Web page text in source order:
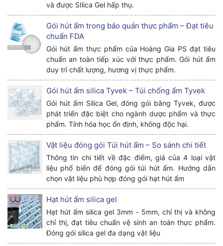
và được SIlica Gel hấp thụ.
Gói hút ẩm trong bảo quản thực phẩm – Đạt tiêu
chuẩn FDA
Gói hút ẩm thực phẩm của Hoàng Gia PS đạt tiêu
chuẩn an toàn tiếp xúc với thực phẩm. Gói hút ẩm
duy trì chất lượng, hương vị thực phẩm.
Gói hút ẩm silica Tyvek – Túi chống ẩm Tyvek
Gói hút ẩm Silica Gel, đóng gói bằng Tyvek, được
phát triển đặc biệt cho ngành dược phẩm và thực
phẩm. Tính hóa học ổn định, không độc hại.
Vật liệu đóng gói Túi hút ẩm – So sánh chi tiết
Thông tin chi tiết về đặc điểm, giá của 4 loại vật
liệu phổ biến để đóng gói túi hút ẩm. Hướng dẫn
chọn vật liệu phù hợp đóng gói hạt hút ẩm
Hạt hút ẩm silica gel
Hạt hút ẩm silica gel 3mm - 5mm, chỉ thị và không
chỉ thị, đạt tiêu chuẩn vệ sinh an toàn thực phẩm.
Đóng gói silica gel đa dạng vật liệu